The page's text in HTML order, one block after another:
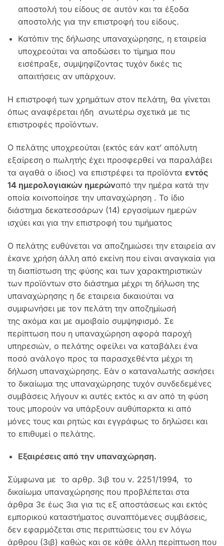
αποστολή του είδους σε αυτόν και τα έξοδα
αποστολής για την επιστροφή του είδους.
Κατόπιν της δήλωσης υπαναχώρησης, η εταιρεία
υποχρεούται να αποδώσει το τίμημα που
εισέπραξε, συμψηφίζοντας τυχόν δικές τις
απαιτήσεις αν υπάρχουν.
Η επιστροφή των χρημάτων στον πελάτη, θα γίνεται
όπως αναφέρεται ήδη ανωτέρω σχετικά με τις
επιστροφές προϊόντων.
Ο πελάτης υποχρεούται (εκτός εάν κατ’ απόλυτη
εξαίρεση ο πωλητής έχει προσφερθεί να παραλάβει
τα αγαθά ο ίδιος) να επιστρέφει τα προϊόντα εντός
14 ημερολογιακών ημερώναπό την ημέρα κατά την
οποία κοινοποίησε την υπαναχώρηση . Το ίδιο
διάστημα δεκατεσσάρων (14) εργασίμων ημερών
ισχύει και για την επιστροφή του τιμήματος
Ο πελάτης ευθύνεται να αποζημιώσει την εταιρεία αν
έκανε χρήση άλλη από εκείνη που είναι αναγκαία για
τη διαπίστωση της φύσης και των χαρακτηριστικών
των προϊόντων στο διάστημα μέχρι τη δήλωση της
υπαναχώρησης η δε εταιρεια δικαιούται να
συμφωνήσει με τον πελάτη την αποζημίωσή
της ακόμα και με αμοιβαίο συμψηφισμό. Σε
περίπτωση που η υπαναχώρηση αφορά παροχή
υπηρεσιών, ο πελάτης οφείλει να καταβάλει ένα
ποσό ανάλογο προς τα παρασχεθέντα μέχρι τη
δήλωση υπαναχώρησης. Εάν ο καταναλωτής ασκήσει
το δικαίωμα της υπαναχώρησης τυχόν συνδεδεμένες
συμβάσεις λήγουν κι αυτές εκτός κι αν από τη φύση
τους μπορούν να υπάρξουν αυθύπαρκτα κι από
μόνες τους και ρητώς και εγγράφως το δηλώσει και
το επιθυμεί ο πελάτης.
Εξαιρέσεις από την υπαναχώρηση.
Σύμφωνα με το αρθρ. 3ιβ του ν. 2251/1994, το
δικαίωμα υπαναχώρησης που προβλέπεται στα
άρθρα 3ε έως 3ια για τις εξ αποστάσεως και εκτός
εμπορικού καταστήματος συναπτόμενες συμβάσεις,
δεν εφαρμόζεται στις περιπτώσεις του εν λόγω
άρθρου (3ιβ) καθώς και σε κάθε άλλη περίπτωση που